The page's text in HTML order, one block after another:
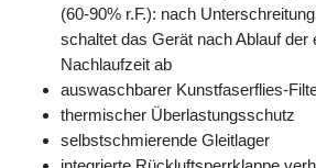
(60-90% r.F.): nach
schaltet das Gerät nach Ablauf der
Nachlaufzeit ab
auswaschbarer Kunstfaserflies-
thermischer Überlastungsschutz
selbstschmierende Gleitlager